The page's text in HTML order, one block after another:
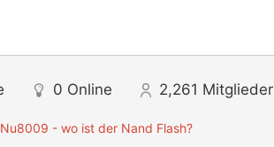
0 Online 2,261 Mitglieder
- wo ist der Nand Flash?